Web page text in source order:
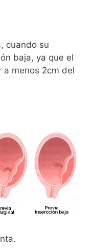
cuando su
baja, ya que el
menos 2cm del